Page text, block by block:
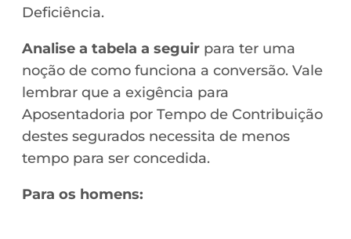
Deficiência.
Analise a tabela a seguir para ter uma
noção de como funciona a conversão. Vale
lembrar que a exigência para
Aposentadoria por Tempo de Contribuição
destes segurados necessita de menos
tempo para ser concedida.
Para os homens: